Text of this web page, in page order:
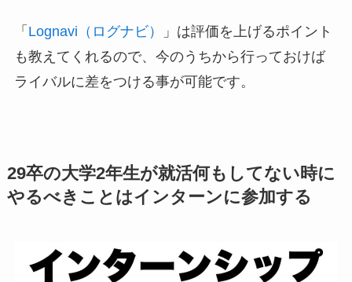
「 Lognavi（ログナビ）
」は評価を上げるポイント
も教えてくれるので、今のうちから行っておけば
ライバルに差をつける事が可能です。
29卒の大学2年生が就活何もしてない時に
やるべきことはインターンに参加する